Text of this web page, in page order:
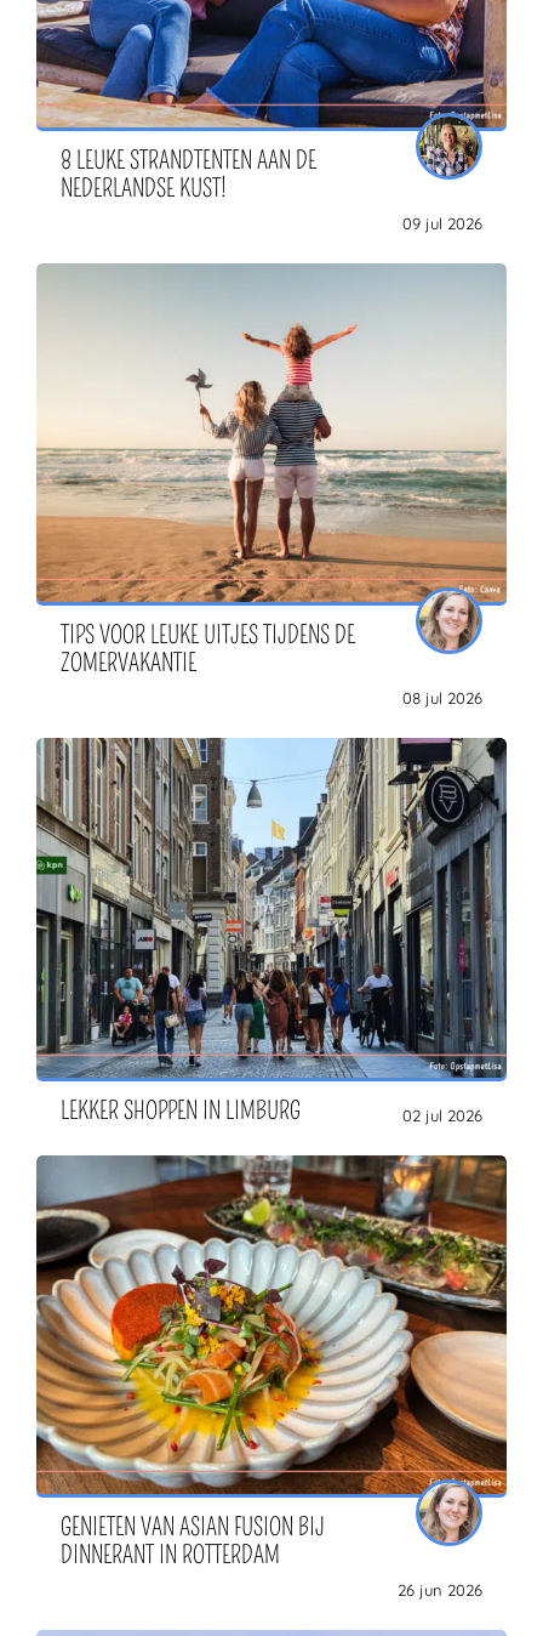
8 LEUKE STRANDTENTEN AAN DE
NEDERLANDSE KUST!
09 jul 2026
TIPS VOOR LEUKE UITJES TIJDENS DE
ZOMERVAKANTIE
08 jul 2026
LEKKER SHOPPEN IN LIMBURG 02 jul 2026
GENIETEN VAN ASIAN FUSION BIJ
DINNERANT IN ROTTERDAM
26 jun 2026